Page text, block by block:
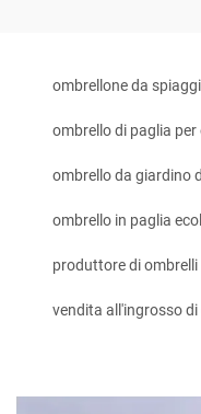
ombrellone da
ombrello di paglia per
ombrello da giardino
ombrello in paglia
produttore di ombrelli
vendita all'ingrosso